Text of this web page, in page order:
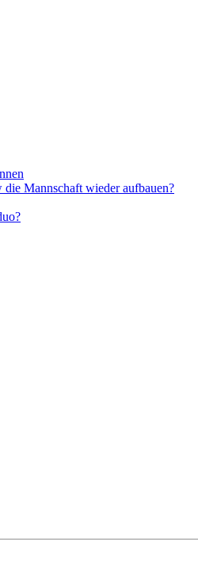
Mannschaft wieder aufbauen?